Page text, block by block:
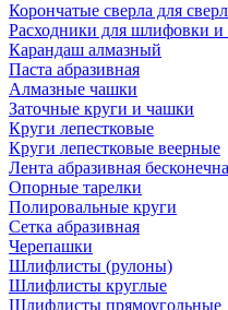
Корончатые сверла для
Расходники для шлифовки и
Карандаш алмазный
Паста абразивная
Алмазные чашки
Заточные круги и чашки
Круги лепестковые
Круги лепестковые веерные
Лента абразивная
Опорные тарелки
Полировальные круги
Сетка абразивная
Черепашки
Шлифлисты (рулоны)
Шлифлисты круглые
Шлифлисты прямоугольные